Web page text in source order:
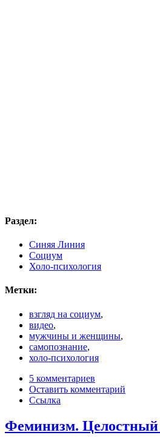
Раздел:
Синяя Линия
Социум
Холо-психология
Метки:
взгляд на социум,
видео,
мужчины и женщины,
самопознание,
холо-психология
5 комментариев
Оставить комментарий
Ссылка
Феминизм. Целостный